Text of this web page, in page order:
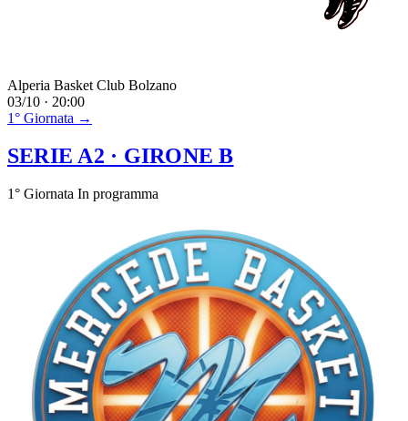
Alperia Basket Club Bolzano
03/10 · 20:00
1° Giornata →
SERIE A2 · GIRONE B
1° Giornata In programma